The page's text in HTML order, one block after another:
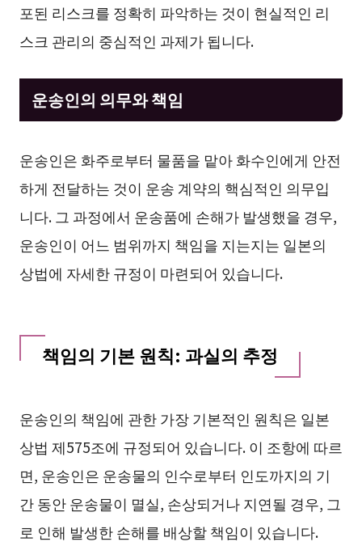
포된 리스크를 정확히 파악하는 것이 현실적인 리
스크 관리의 중심적인 과제가 됩니다.
운송인의 의무와 책임
운송인은 화주로부터 물품을 맡아 화수인에게 안전
하게 전달하는 것이 운송 계약의 핵심적인 의무입
니다. 그 과정에서 운송품에 손해가 발생했을 경우,
운송인이 어느 범위까지 책임을 지는지는 일본의
상법에 자세한 규정이 마련되어 있습니다.
책임의 기본 원칙: 과실의 추정
운송인의 책임에 관한 가장 기본적인 원칙은 일본
상법 제575조에 규정되어 있습니다. 이 조항에 따르
면, 운송인은 운송물의 인수로부터 인도까지의 기
간 동안 운송물이 멸실, 손상되거나 지연될 경우, 그
로 인해 발생한 손해를 배상할 책임이 있습니다.